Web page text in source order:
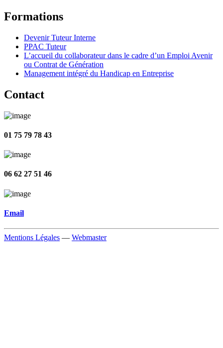
Formations
Devenir Tuteur Interne
PPAC Tuteur
L’accueil du collaborateur dans le cadre d’un Emploi Avenir
ou Contrat de Génération
Management intégré du Handicap en Entreprise
Contact
01 75 79 78 43
06 62 27 51 46
Email
Mentions Légales — Webmaster